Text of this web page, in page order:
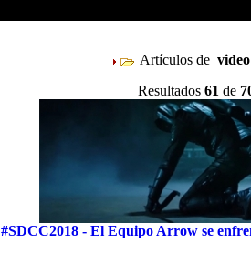
Artículos de
Resultados 61 de
#SDCC2018 - El Equipo Arrow se